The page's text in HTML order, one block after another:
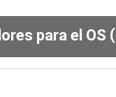
para el OS (